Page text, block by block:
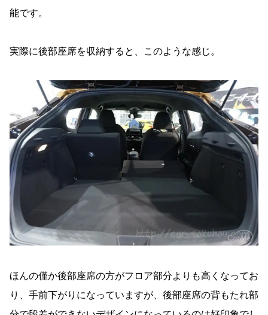
能です。
実際に後部座席を収納すると、このような感じ。
ほんの僅か後部座席の方がフロア部分よりも高くなってお
り、手前下がりになっていますが、後部座席の背もたれ部